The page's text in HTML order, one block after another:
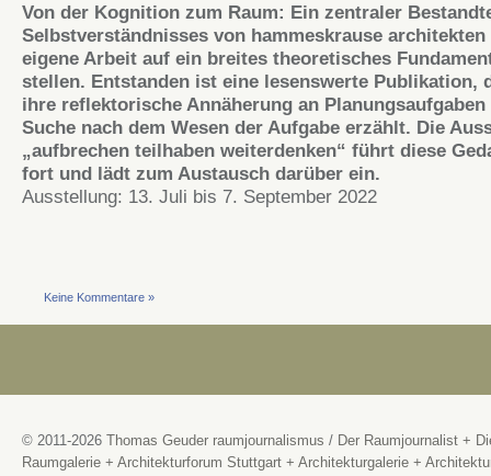
Von der Kognition zum Raum: Ein zentraler
Selbstverständnisses von hammeskrause
eigene Arbeit auf ein breites theoretisches
stellen. Entstanden ist eine lesenswerte Publikation,
ihre reflektorische Annäherung an Planungsaufgaben
Suche nach dem Wesen der Aufgabe erzählt. Die
„aufbrechen teilhaben weiterdenken“ führt diese
fort und lädt zum Austausch darüber ein.
Ausstellung: 13. Juli bis 7. September 2022
Keine Kommentare »
© 2011-2026 Thomas Geuder raumjournalismus / Der Raumjournalist +
Raumgalerie + Architekturforum Stuttgart + Architekturgalerie +